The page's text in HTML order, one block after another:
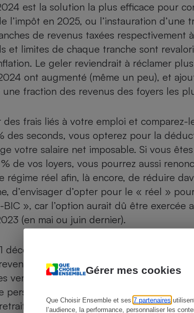
Gérer mes cookies
Que Choisir Ensemble et ses 7 partenaires
l’audience, la performance, personnaliser les
est la solution la plus efficace pour
en 2025, ou l’instauration d’une
de revenus taxées respectivement
et limites de chaque tranche sont
Le geler reviendrait à réclamer
ont augmenté (même un peu), et
fraction des revenus des foyers les
frais liés à votre emploi et comparez-
des seconds, vous opterez pour la
votre salaire net imposable. Si vous
de vos loyers, vous pourrez aussi
régime réel afin, là encore, de réduire
d’envisager d’opter pour le « réel »
», car l’option aurait dû être exercée
(en mai ou juin dernier).
décembre seront également
des membres de votre foyer, nets
versées aux ascendants et descendants
personne âgée aux revenus modestes.
sur unplan d’épargne retraite
-
Ventilateur
Aspirateur
à expressos Réfrigérateur
Antivirus